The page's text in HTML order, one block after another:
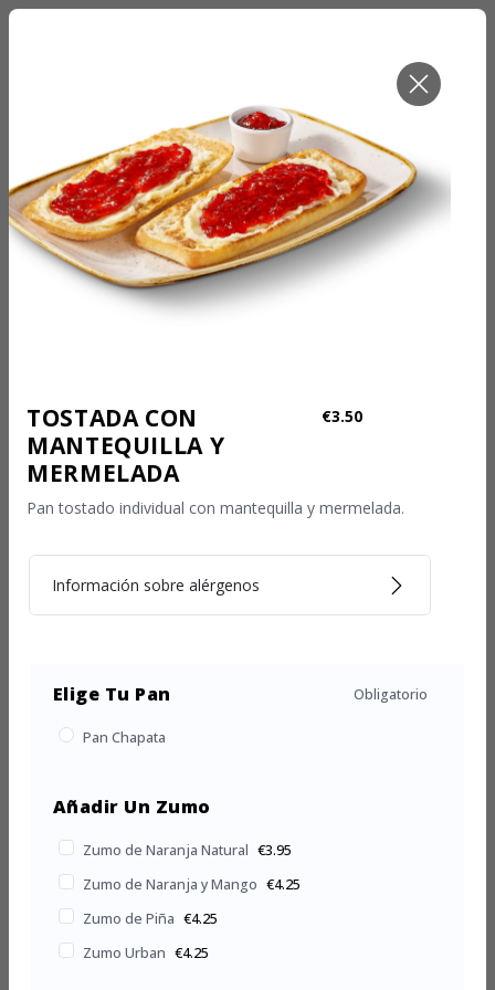
TOSTADA CON
MANTEQUILLA Y
MERMELADA
€3.50
Pan tostado individual con mantequilla y mermelada.
Información sobre alérgenos
Elige Tu Pan Obligatorio
Pan Chapata
Añadir Un Zumo
Zumo de Naranja Natural €3.95
Zumo de Naranja y Mango €4.25
Zumo de Piña €4.25
Zumo Urban €4.25